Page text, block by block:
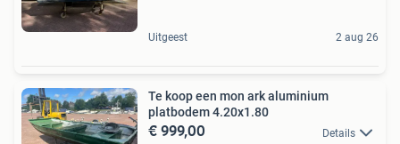
Uitgeest 2 aug 26
Te koop een mon ark aluminium
platbodem 4.20x1.80
€ 999,00 Details